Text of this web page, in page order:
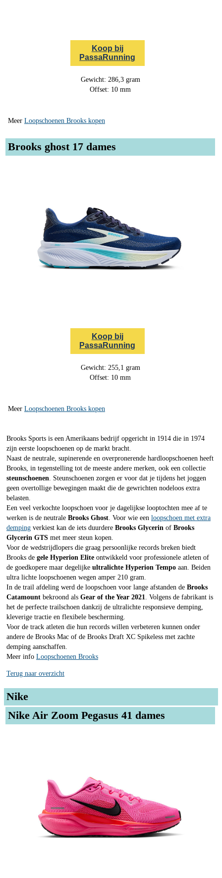
Koop bij
PassaRunning
Gewicht: 286,3 gram
Offset: 10 mm
Meer Loopschoenen Brooks kopen
Brooks ghost 17 dames
Koop bij
PassaRunning
Gewicht: 255,1 gram
Offset: 10 mm
Meer Loopschoenen Brooks kopen
Brooks Sports is een Amerikaans bedrijf opgericht in 1914 die in 1974
zijn eerste loopschoenen op de markt bracht.
Naast de neutrale, supinerende en overpronerende hardloopschoenen heeft
Brooks, in tegenstelling tot de meeste andere merken, ook een collectie
steunschoenen . Steunschoenen zorgen er voor dat je tijdens het joggen
geen overtollige bewegingen maakt die de gewrichten nodeloos extra
belasten.
Een veel verkochte loopschoen voor je dagelijkse looptochten mee af te
werken is de neutrale Brooks Ghost . Voor wie een loopschoen met extra
demping verkiest kan de iets duurdere Brooks Glycerin of Brooks
Glycerin GTS met meer steun kopen.
Voor de wedstrijdlopers die graag persoonlijke records breken biedt
Brooks de gele Hyperion Elite ontwikkeld voor professionele atleten of
de goedkopere maar degelijke ultralichte Hyperion Tempo aan. Beiden
ultra lichte loopschoenen wegen amper 210 gram.
In de trail afdeling werd de loopschoen voor lange afstanden de Brooks
Catamount bekroond als Gear of the Year 2021
. Volgens de fabrikant is
het de perfecte trailschoen dankzij de ultralichte responsieve demping,
kleverige tractie en flexibele bescherming.
Voor de track atleten die hun records willen verbeteren kunnen onder
andere de Brooks Mac of de Brooks Draft XC Spikeless met zachte
demping aanschaffen.
Meer info Loopschoenen Brooks
Terug naar overzicht
Nike
Nike Air Zoom Pegasus 41 dames